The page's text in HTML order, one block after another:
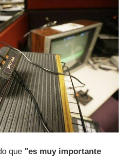
que "es muy importante